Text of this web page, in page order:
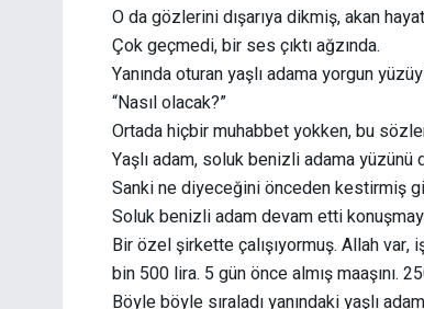
O da gözlerini dışarıya dikmiş, akan
Çok geçmedi, bir ses çıktı ağzında.
Yanında oturan yaşlı adama yorgun
“Nasıl olacak?”
Ortada hiçbir muhabbet yokken, bu
Yaşlı adam, soluk benizli adama yüzünü
Sanki ne diyeceğini önceden kestirmiş
Soluk benizli adam devam etti
Bir özel şirkette çalışıyormuş. Allah var,
bin 500 lira. 5 gün önce almış maaşını.
Böyle böyle sıraladı yanındaki yaşlı